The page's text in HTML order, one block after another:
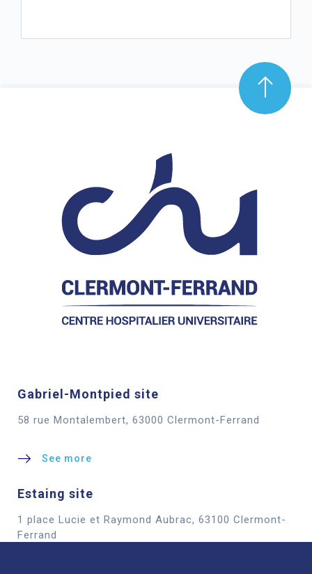
Gabriel-Montpied site
58 rue Montalembert, 63000 Clermont-Ferrand
See more
Estaing site
1 place Lucie et Raymond Aubrac, 63100 Clermont-
Ferrand